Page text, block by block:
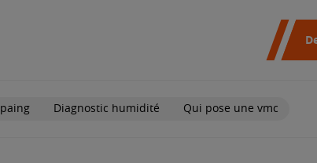
Diagnostic humidité Qui pose une vmc